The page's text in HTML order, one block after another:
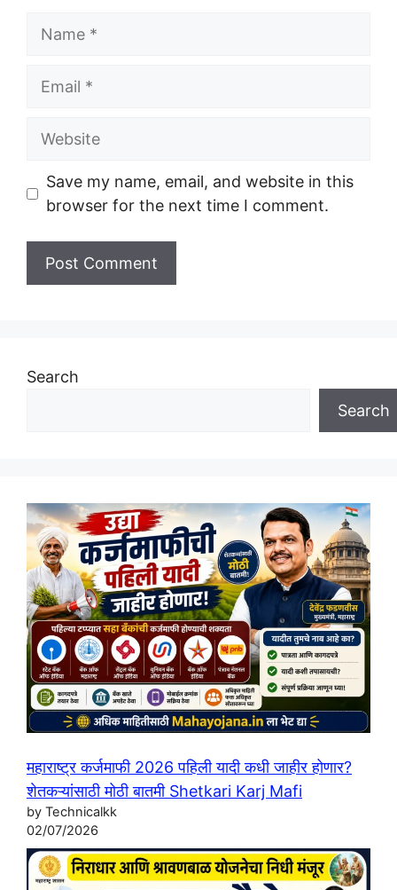
Name
Email
Website
Save my name, email, and website in this
browser for the next time I comment.
Search
Search
महाराष्ट्र कर्जमाफी 2026 पहिली यादी कधी जाहीर होणार?
शेतकऱ्यांसाठी मोठी बातमी Shetkari Karj Mafi
by Technicalkk
02/07/2026